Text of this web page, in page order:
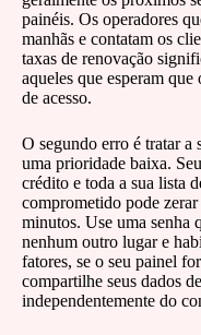
painéis. Os operadores
manhãs e contatam os
taxas de renovação
aqueles que esperam
de acesso.
O segundo erro é tratar a
uma prioridade baixa.
crédito e toda a sua lista
comprometido pode
minutos. Use uma senha
nenhum outro lugar e
fatores, se o seu painel
compartilhe seus dados
independentemente do